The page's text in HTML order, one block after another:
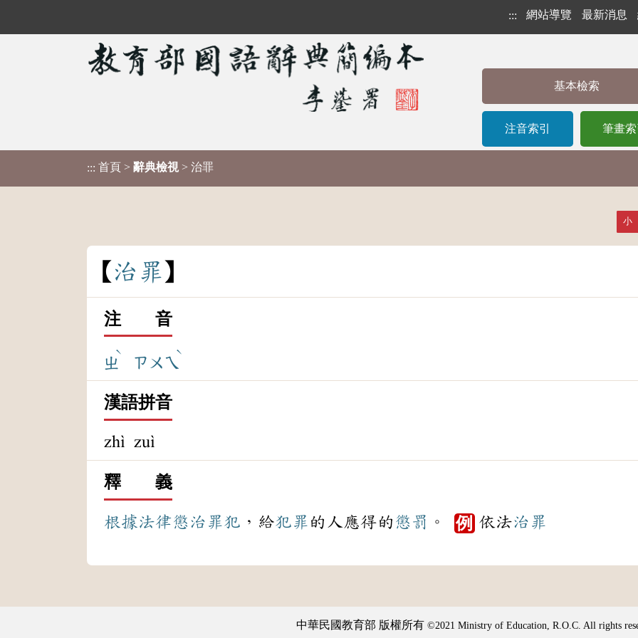
::: 網站導覽 最新消息
基本檢索
注音索引 筆畫索
::: 首頁 > 辭典檢視 > 治罪
小
治 罪
注 音
ㄓ
ˋ
ㄗㄨㄟ
ˋ
漢語拼音
zhì zuì
釋 義
根據法律懲治 罪犯 ，給犯罪 的人應得的 懲罰 。 例 依法治罪
中華民國教育部 版權所有 ©2021 Ministry of Education, R.O.C. All rights